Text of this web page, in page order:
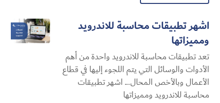
اشهر تطبيقات محاسبة للاندرويد
ومميزاتها
تعد تطبيقات محاسبة للاندرويد واحدة من أهم
الأدوات والوسائل التي يتم اللجوء إليها في قطاع
الأعمال وبالأخص المحال... اشهر تطبيقات
محاسبة للاندرويد ومميزاتها